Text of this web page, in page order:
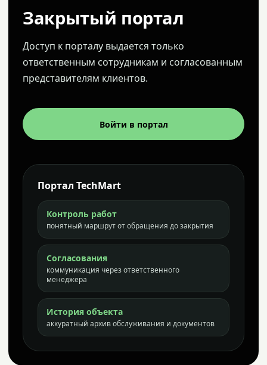
Закрытый портал
Доступ к порталу выдается только
ответственным сотрудникам и согласованным
представителям клиентов.
Войти в портал
Портал TechMart
Контроль работ
понятный маршрут от обращения до закрытия
Согласования
коммуникация через ответственного
менеджера
История объекта
аккуратный архив обслуживания и документов